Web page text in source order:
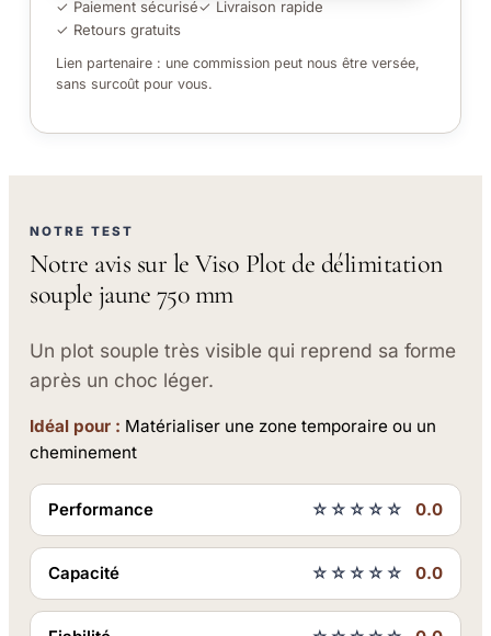
✓ Paiement sécurisé✓ Livraison rapide
✓ Retours gratuits
Lien partenaire : une commission peut nous être versée,
sans surcoût pour vous.
NOTRE TEST
Notre avis sur le Viso Plot de délimitation
souple jaune 750 mm
Un plot souple très visible qui reprend sa forme
après un choc léger.
Idéal pour : Matérialiser une zone temporaire ou un
cheminement
Performance ☆☆☆☆☆ 0.0
Capacité ☆☆☆☆☆ 0.0